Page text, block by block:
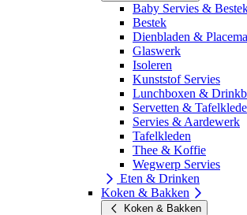
Baby Servies &
Bestek
Dienbladen &
Glaswerk
Isoleren
Kunststof Servies
Lunchboxen &
Servetten &
Servies & Aardewerk
Tafelkleden
Thee & Koffie
Wegwerp Servies
Eten & Drinken
Koken & Bakken
Koken & Bakken